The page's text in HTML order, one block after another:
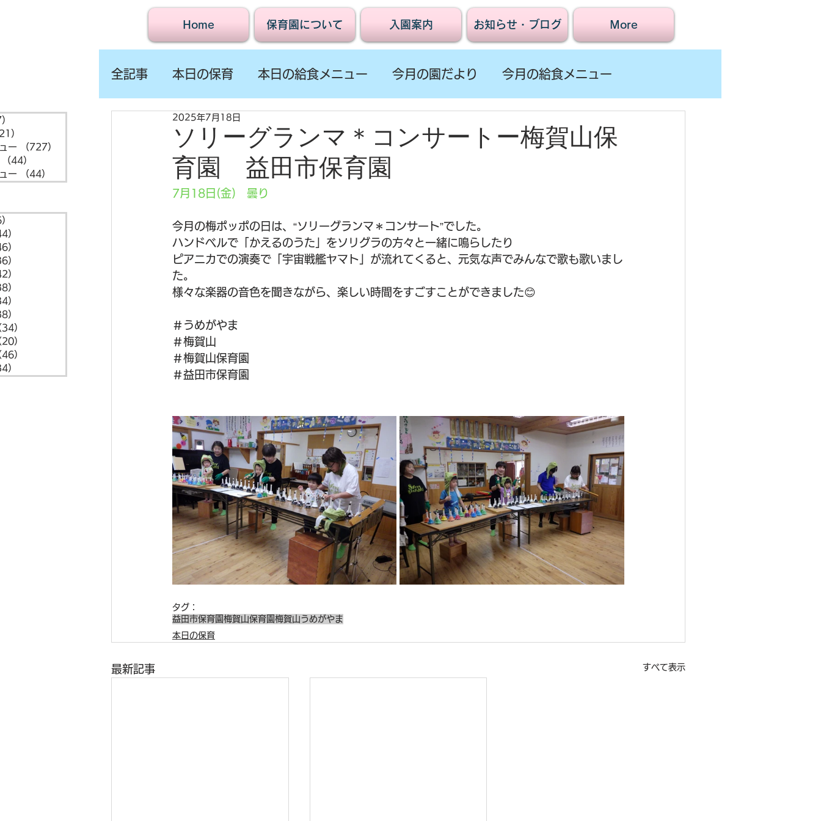
Home 保育園について 入園案内 お知らせ・ブログ More
）
ー
（727）
（44）
ー
（44）
）
）
）
）
）
）
）
）
）
）
）
全記事 本日の保育 本日の給食メニュー 今月の園だより 今月の給食メニュー
ソリーグランマ＊コンサートー梅賀山保
育園 益田市保育園
2025年7月18日
7月18日(金)　曇り
今月の梅ポッポの日は、“ソリーグランマ＊コンサート”でした。
ハンドベルで「かえるのうた」をソリグラの方々と一緒に鳴らしたり
ピアニカでの演奏で「宇宙戦艦ヤマト」が流れてくると、元気な声でみんなで歌も歌いまし
た。
様々な楽器の音色を聞きながら、楽しい時間をすごすことができました😊
＃うめがやま
＃梅賀山
＃梅賀山保育園
＃益田市保育園
タグ：
益田市保育園 梅賀山保育園 梅賀山うめがやま
本日の保育
最新記事 すべて表示